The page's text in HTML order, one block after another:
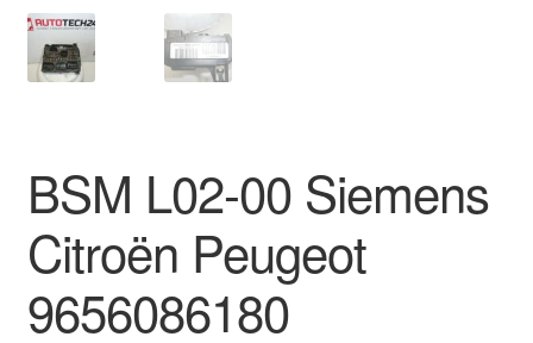
Tarkista
Valitukset
BSM L02-00 Siemens
Citroën Peugeot
9656086180